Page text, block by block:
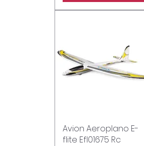
Schnellansicht
Avion Aeroplano E-
flite Efl01675 Rc